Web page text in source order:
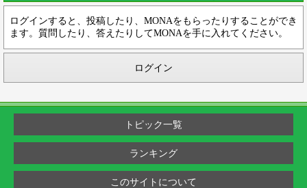
ログインすると、投稿したり、MONAをもらったりすることができ
ます。質問したり、答えたりしてMONAを手に入れてください。
ログイン
トピック一覧
ランキング
このサイトについて